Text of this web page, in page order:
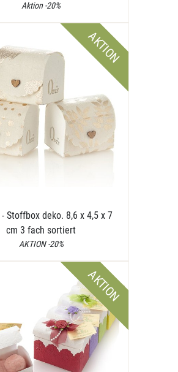
Aktion -20%
AKTION
- Stoffbox deko. 8,6 x 4,5 x 7
cm 3 fach sortiert
AKTION -20%
AKTION